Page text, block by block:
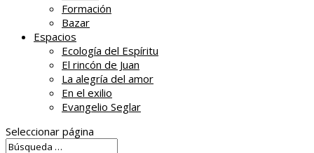
Formación
Bazar
Espacios
Ecología del Espíritu
El rincón de Juan
La alegría del amor
En el exilio
Evangelio Seglar
Seleccionar página